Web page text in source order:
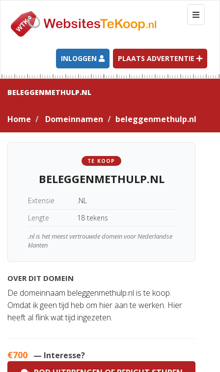
T
o
g
l
e
n
g
a
t
INLOGGEN PLAATS ADVERTENTIE
BELEGGENMETHULP.NL
Home Domeinnamen beleggenmethulp.nl
TE KOOP
BELEGGENMETHULP.NL
Extensie
.NL
Lengte
18 tekens
.nl is het meest vertrouwde domein voor Nederlandse
klanten
OVER DIT DOMEIN
De domeinnaam beleggenmethulp.nl is te koop.
Omdat ik geen tijd heb om hier aan te werken. Hier
heeft al flink wat tijd ingezeten.
€700 — Interesse?